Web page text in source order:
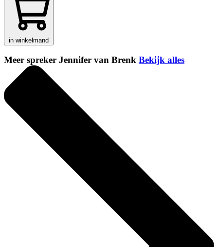
in winkelmand
Meer spreker Jennifer van Brenk Bekijk alles